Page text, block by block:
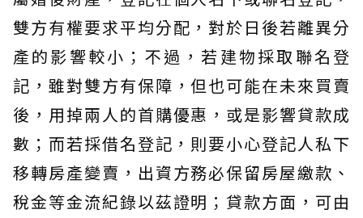
雙方有權要求平均分配，對於日後若離異分
產的影響較小；不過，若建物採取聯名登
記，雖對雙方有保障，但也可能在未來買賣
後，用掉兩人的首購優惠，或是影響貸款成
數；而若採借名登記，則要小心登記人私下
移轉房產變賣，出資方務必保留房屋繳款、
稅金等金流紀錄以茲證明；貸款方面，可由